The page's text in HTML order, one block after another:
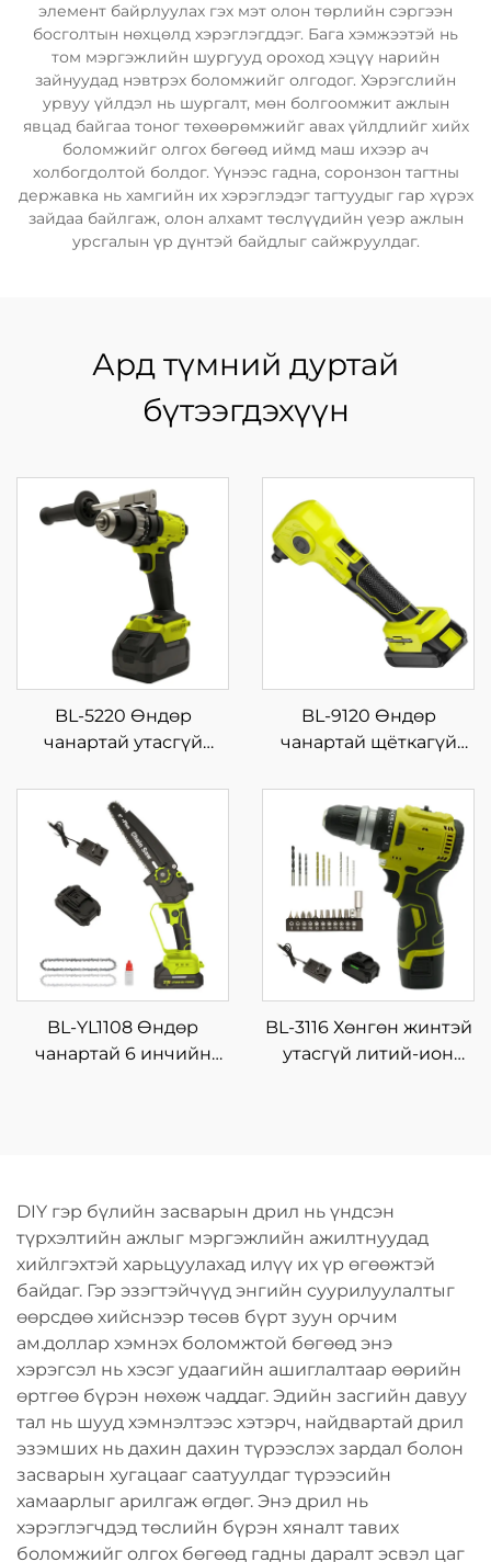
элемент байрлуулах гэх мэт олон төрлийн сэргээн
босголтын нөхцөлд хэрэглэгддэг. Бага хэмжээтэй нь
том мэргэжлийн шургууд ороход хэцүү нарийн
зайнуудад нэвтрэх боломжийг олгодог. Хэрэгслийн
урвуу үйлдэл нь шургалт, мөн болгоомжит ажлын
явцад байгаа тоног төхөөрөмжийг авах үйлдлийг хийх
боломжийг олгох бөгөөд иймд маш ихээр ач
холбогдолтой болдог. Үүнээс гадна, соронзон тагтны
державка нь хамгийн их хэрэглэдэг тагтуудыг гар хүрэх
зайдаа байлгаж, олон алхамт төслүүдийн үеэр ажлын
урсгалын үр дүнтэй байдлыг сайжруулдаг.
Ард түмний дуртай
бүтээгдэхүүн
BL-5220 Өндөр
чанартай утасгүй
багц, олон үйлдэлтэй,
цэнэглэх боломжтой
цахилгаан түлхүүр,
хувьсах хурдтай, дахин
ашиглах зориулалтын
хэрэгсэл
BL-9120 Өндөр
чанартай щёткагүй
чиглэлтэй, утасгүй
хаммер дриль, дахин
ашиглах зориулалтын
цэнэглэгддэг хүчний
хэрэгсэл
BL-YL1108 Өндөр
чанартай 6 инчийн
төвийн гинжит харуул,
OEM
BL-3116 Хөнгөн жинтэй
утасгүй литий-ион
DIY гэр бүлийн засварын дрил нь үндсэн
түрхэлтийн ажлыг мэргэжлийн ажилтнуудад
хийлгэхтэй харьцуулахад илүү их үр өгөөжтэй
байдаг. Гэр эзэгтэйчүүд энгийн суурилуулалтыг
өөрсдөө хийснээр төсөв бүрт зуун орчим
ам.доллар хэмнэх боломжтой бөгөөд энэ
хэрэгсэл нь хэсэг удаагийн ашиглалтаар өөрийн
өртгөө бүрэн нөхөж чаддаг. Эдийн засгийн давуу
тал нь шууд хэмнэлтээс хэтэрч, найдвартай дрил
эзэмших нь дахин дахин түрээслэх зардал болон
засварын хугацааг саатуулдаг түрээсийн
хамаарлыг арилгаж өгдөг. Энэ дрил нь
хэрэглэгчдэд төслийн бүрэн хяналт тавих
боломжийг олгох бөгөөд гадны даралт эсвэл цаг